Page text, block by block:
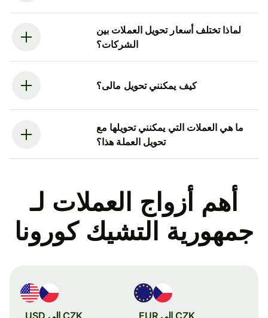
لماذا تختلف أسعار تحويل العملات بين
الشركات؟
كيف يمكنني تحويل مالى؟
ما هي العملات التي يمكنني تحويلها مع
تحويل العملة هذا؟
أهم أزواج العملات لـ
جمهورية التشيك كورونا
CZK إلى EUR CZK إلى USD